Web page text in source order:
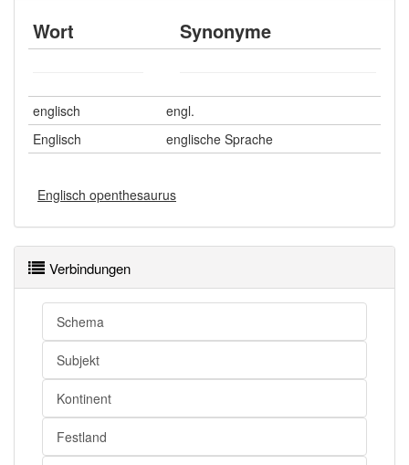
Wort Synonyme
englisch
engl.
Englisch
englische Sprache
Englisch openthesaurus
Verbindungen
Schema
Subjekt
Kontinent
Festland